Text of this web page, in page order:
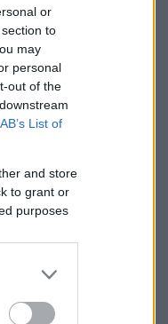
or
to
may
personal
out of the
List of
and store
to grant or
purposes